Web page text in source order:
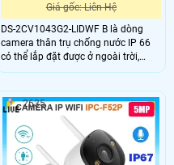
Giá gốc: Liên Hệ
DS-2CV1043G2-LIDWF B là dòng
camera thân trụ chống nước IP 66
có thể lắp đặt được ở ngoài trời,
trang bị ống kính có độ phân giải
trợ hồng ngoại và đèn trợ sáng giúp
nhìn ban đêm linh hoạt khoản cách
30m, camera hỗ trợ đàm thoại 2
chiều
2635